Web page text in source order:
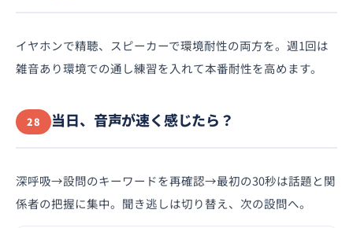
イヤホンで精聴、スピーカーで環境耐性の両方を。週1回は
雑音あり環境での通し練習を入れて本番耐性を高めます。
28 当日、音声が速く感じたら？
深呼吸→設問のキーワードを再確認→最初の30秒は話題と関
係者の把握に集中。聞き逃しは切り替え、次の設問へ。